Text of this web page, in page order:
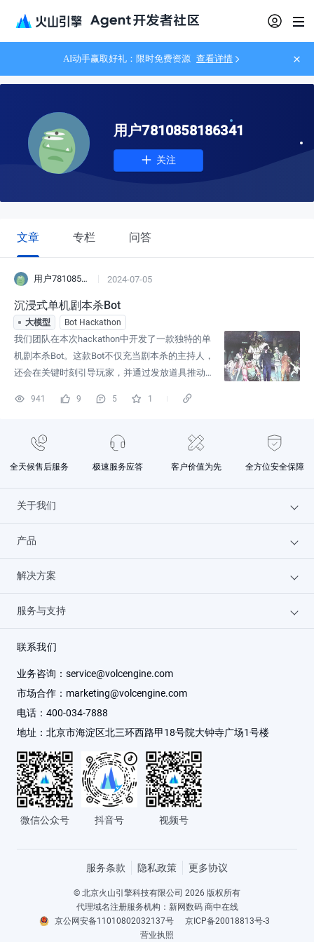
AI动手赢取好礼：限时免费资源 查看详情
用户7810858186341
关注
文章 专栏 问答
用户7810858186341 2024-07-05
沉浸式单机剧本杀Bot
大模型 Bot Hackathon
我们团队在本次hackathon中开发了一款独特的单
机剧本杀Bot。这款Bot不仅充当剧本杀的主持人，
还会在关键时刻引导玩家，并通过发放道具推动情
的鬼魂，逐步揭开医院的秘密并最终逃脱。这款单
浸式的游戏体验。创作这个bot的初衷源于我们对剧
的剧本杀需要3-6个小伙伴
941 9 5 1
全天候售后服务 极速服务应答 客户价值为先 全方位安全保障
关于我们
为什么选火山
文档中心
联系我们
人才招聘
云信任中心
友情链接
产品
云服务器
GPU云服务器
机器学习平台
客户数据平台 VeCDP
飞连
视频直播
全部产品
解决方案
汽车行业
金融行业
文娱行业
医疗健康行业
传媒行业
智慧文旅
大消费
服务与支持
备案服务
服务咨询
建议与反馈
廉洁舞弊举报
举报平台
联系我们
业务咨询： service@volcengine.com
市场合作： marketing@volcengine.com
电话： 400-034-7888
地址： 北京市海淀区北三环西路甲18号院大钟寺广场1号楼
微信公众号 抖音号 视频号
服务条款 隐私政策 更多协议
© 北京火山引擎科技有限公司 2026 版权所有
代理域名注册服务机构：新网数码 商中在线
京公网安备11010802032137号
京ICP备20018813号-3
营业执照